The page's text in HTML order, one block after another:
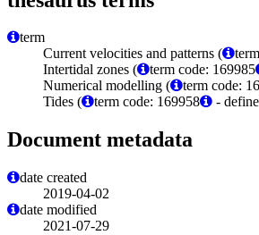
term
Current velocities and patterns (
Intertidal zones (
term code: 169985
Numerical modelling (
term code:
Tides (
term code: 169958 -
Document metadata
date created
2019-04-02
date modified
2021-07-29